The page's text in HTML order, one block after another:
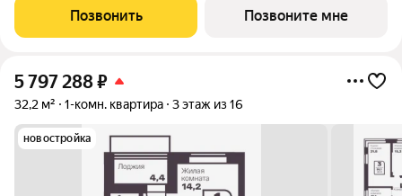
Позвонить Позвоните мне
5 797 288₽
32,2 м² 1-комн. квартира 3 этаж из 16
новостройка